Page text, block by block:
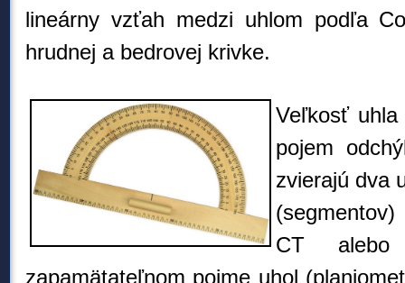
lineárny vzťah medzi uhlom podľa
hrudnej a bedrovej krivke.
Veľkosť
pojem
zvierajú dva
CT alebo
zapamätateľnom pojme uhol